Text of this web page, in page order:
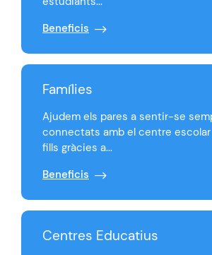
Beneficis
Famílies
Ajudem els pares a sentir-se
connectats amb el centre
fills gràcies a...
Beneficis
Centres Educatius